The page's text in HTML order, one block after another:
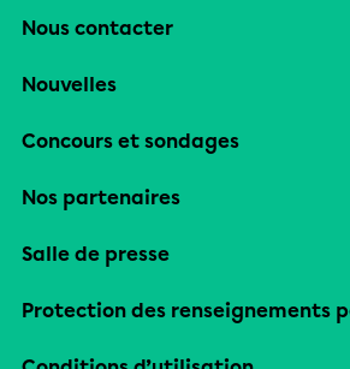
Nous contacter
Nouvelles
Concours et sondages
Nos partenaires
Salle de presse
Protection des renseignements